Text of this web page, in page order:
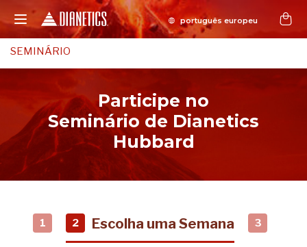
SEMINÁRIO
Participe no
Seminário de Dianetics
Hubbard
1 2 Escolha uma Semana 3